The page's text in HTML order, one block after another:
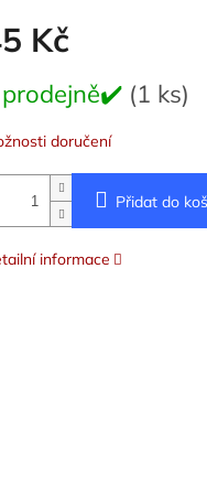
Kč
(1 ks)
doručení
Přidat do
informace